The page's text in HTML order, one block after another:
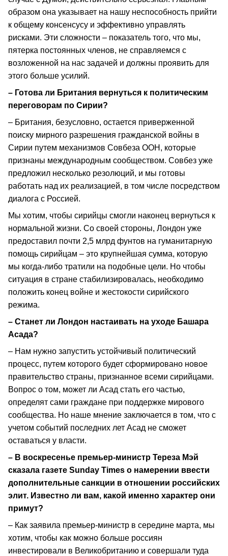
образом она указывает на нашу неспособность прийти
к общему консенсусу и эффективно управлять
рисками. Эти сложности – показатель того, что мы,
пятерка постоянных членов, не справляемся с
возложенной на нас задачей и должны проявить для
этого больше усилий.
– Готова ли Британия вернуться к политическим
переговорам по Сирии?
– Британия, безусловно, остается приверженной
поиску мирного разрешения гражданской войны в
Сирии путем механизмов Совбеза ООН, которые
признаны международным сообществом. Совбез уже
предложил несколько резолюций, и мы готовы
работать над их реализацией, в том числе посредством
диалога с Россией.
Мы хотим, чтобы сирийцы смогли наконец вернуться к
нормальной жизни. Со своей стороны, Лондон уже
предоставил почти 2,5 млрд фунтов на гуманитарную
помощь сирийцам – это крупнейшая сумма, которую
мы когда-либо тратили на подобные цели. Но чтобы
ситуация в стране стабилизировалась, необходимо
положить конец войне и жестокости сирийского
режима.
– Станет ли Лондон настаивать на уходе Башара
Асада?
– Нам нужно запустить устойчивый политический
процесс, путем которого будет сформировано новое
правительство страны, признанное всеми сирийцами.
Вопрос о том, может ли Асад стать его частью,
определят сами граждане при поддержке мирового
сообщества. Но наше мнение заключается в том, что с
учетом событий последних лет Асад не сможет
оставаться у власти.
– В воскресенье премьер-министр Тереза Мэй
сказала газете Sunday Times о намерении ввести
дополнительные санкции в отношении российских
элит. Известно ли вам, какой именно характер они
примут?
– Как заявила премьер-министр в середине марта, мы
хотим, чтобы как можно больше россиян
инвестировали в Великобританию и совершали туда